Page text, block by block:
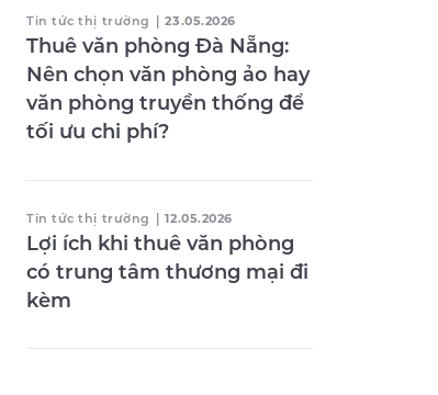
Tin tức thị trường 23.05.2026
Thuê văn phòng Đà Nẵng:
Nên chọn văn phòng ảo hay
văn phòng truyền thống để
tối ưu chi phí?
Tin tức thị trường | 12.05.2026
Lợi ích khi thuê văn phòng
có trung tâm thương mại đi
kèm